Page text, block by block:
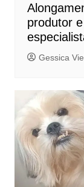
produtor
Gessica